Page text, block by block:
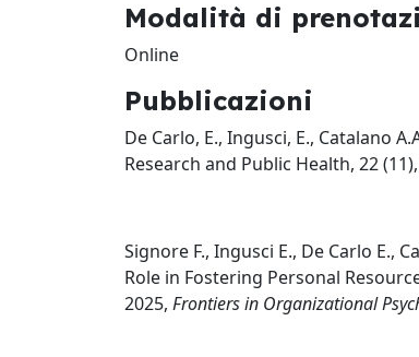
Modalità di
Online
Pubblicazioni
De Carlo, E., Ingusci, E., Catalano
Research and Public Health, 22
Signore F., Ingusci E., De Carlo E.,
Role in Fostering Personal
2025, Frontiers in Organizational